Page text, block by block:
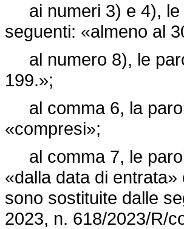
ai numeri 3) e 4), le
seguenti: «almeno al
al numero 8), le
199.»;
al comma 6, la
«compresi»;
al comma 7, le
«dalla data di
sono sostituite dalle
2023, n. 618/2023/R/